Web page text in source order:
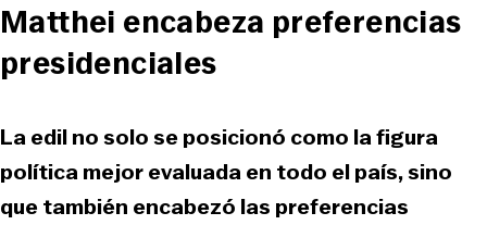
Matthei encabeza preferencias
presidenciales
La edil no solo se posicionó como la figura
política mejor evaluada en todo el país, sino
que también encabezó las preferencias